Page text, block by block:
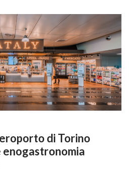
di Torino
enogastronomia